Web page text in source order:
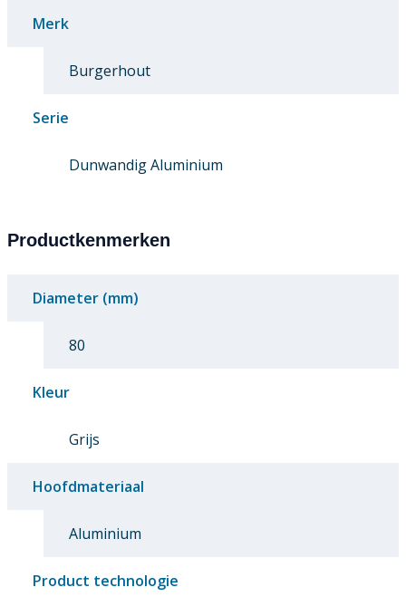
Merk
Burgerhout
Serie
Dunwandig Aluminium
Productkenmerken
Diameter (mm)
80
Kleur
Grijs
Hoofdmateriaal
Aluminium
Product technologie